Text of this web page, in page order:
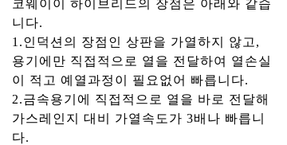
코웨이이 하이브리드의 장점은 아래와 같습
니다.
1.인덕션의 장점인 상판을 가열하지 않고,
용기에만 직접적으로 열을 전달하여 열손실
이 적고 예열과정이 필요없어 빠릅니다.
2.금속용기에 직접적으로 열을 바로 전달해
가스레인지 대비 가열속도가 3배나 빠릅니
다.